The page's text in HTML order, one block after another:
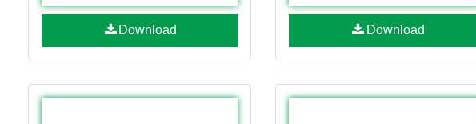
Download Download